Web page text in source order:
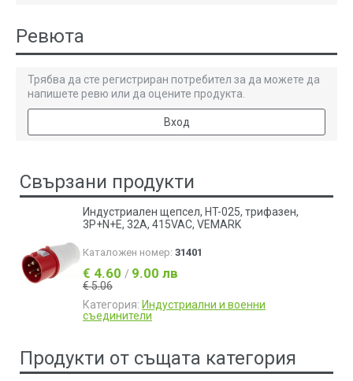
Ревюта
Трябва да сте регистриран потребител за да можете да
напишете ревю или да оцените продукта.
Вход
Свързани продукти
Индустриален щепсел, HT-025, трифазен,
3P+N+E, 32A, 415VAC, VEMARK
Каталожен номер: 31401
€ 4.60 / 9.00 лв
€ 5.06
Категория: Индустриални и военни
съединители
Продукти от същата категория